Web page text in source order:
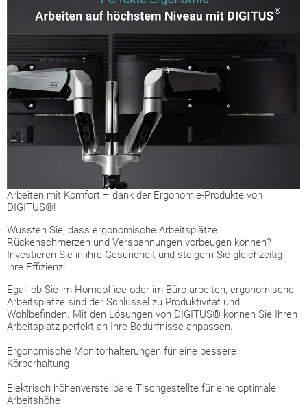
Arbeiten mit Komfort – dank der Ergonomie-Produkte von
DIGITUS®!
Wussten Sie, dass ergonomische Arbeitsplätze
Rückenschmerzen und Verspannungen vorbeugen können?
Investieren Sie in ihre Gesundheit und steigern Sie gleichzeitig
ihre Effizienz!
Egal, ob Sie im Homeoffice oder im Büro arbeiten, ergonomische
Arbeitsplätze sind der Schlüssel zu Produktivität und
Wohlbefinden. Mit den Lösungen von DIGITUS® können Sie Ihren
Arbeitsplatz perfekt an Ihre Bedürfnisse anpassen.
Ergonomische Monitorhalterungen für eine bessere
Körperhaltung
Elektrisch höhenverstellbare Tischgestellte für eine optimale
Arbeitshöhe